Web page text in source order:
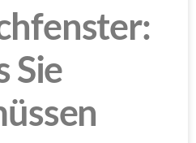
Sie